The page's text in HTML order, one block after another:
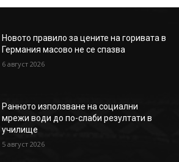
Новото правило за цените на горивата в
Германия масово не се спазва
6 август 2026
Ранното използване на социални
мрежи води до по-слаби резултати в
училище
5 август 2026